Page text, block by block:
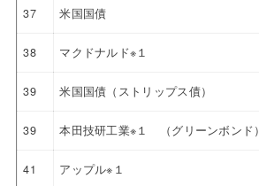
37 米国国債
38 マクドナルド※１
39 米国国債（ストリップス債）
39 本田技研工業※１ （グリーンボンド）
41 アップル※１